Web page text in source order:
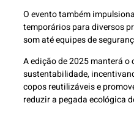
O evento também
temporários para diversos
som até equipes de
A edição de 2025 manterá
sustentabilidade,
copos reutilizáveis e
reduzir a pegada ecológica